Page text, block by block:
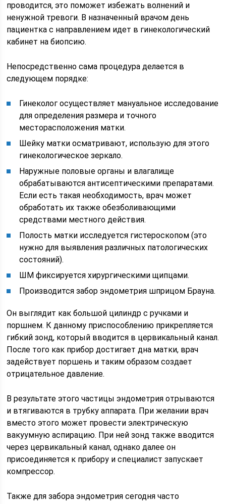
проводится, это поможет избежать волнений и
ненужной тревоги. В назначенный врачом день
пациентка с направлением идет в гинекологический
кабинет на биопсию.
Непосредственно сама процедура делается в
следующем порядке:
Гинеколог осуществляет мануальное исследование
для определения размера и точного
месторасположения матки.
Шейку матки осматривают, использую для этого
гинекологическое зеркало.
Наружные половые органы и влагалище
обрабатываются антисептическими препаратами.
Если есть такая необходимость, врач может
обработать их также обезболивающими
средствами местного действия.
Полость матки исследуется гистероскопом (это
нужно для выявления различных патологических
состояний).
ШМ фиксируется хирургическими щипцами.
Производится забор эндометрия шприцом Брауна.
Он выглядит как большой цилиндр с ручками и
поршнем. К данному приспособлению прикрепляется
гибкий зонд, который вводится в цервикальный канал.
После того как прибор достигает дна матки, врач
задействует поршень и таким образом создает
отрицательное давление.
В результате этого частицы эндометрия отрываются
и втягиваются в трубку аппарата. При желании врач
вместо этого может провести электрическую
вакуумную аспирацию. При ней зонд также вводится
через цервикальный канал, однако далее он
присоединяется к прибору и специалист запускает
компрессор.
Также для забора эндометрия сегодня часто